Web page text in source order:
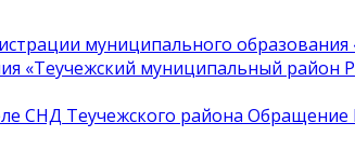
муниципального
«Теучежский муниципальный район
СНД Теучежского района Обращение